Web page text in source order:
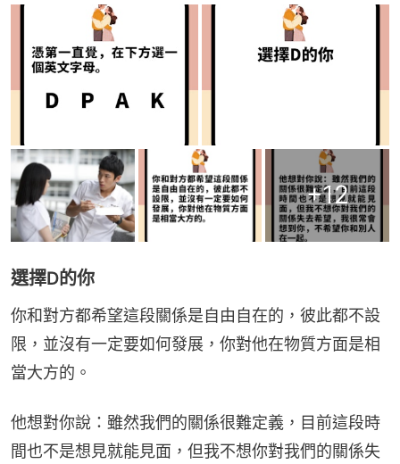
+12
選擇D的你
你和對方都希望這段關係是自由自在的，彼此都不設
限，並沒有一定要如何發展，你對他在物質方面是相
當大方的。
他想對你說：雖然我們的關係很難定義，目前這段時
間也不是想見就能見面，但我不想你對我們的關係失